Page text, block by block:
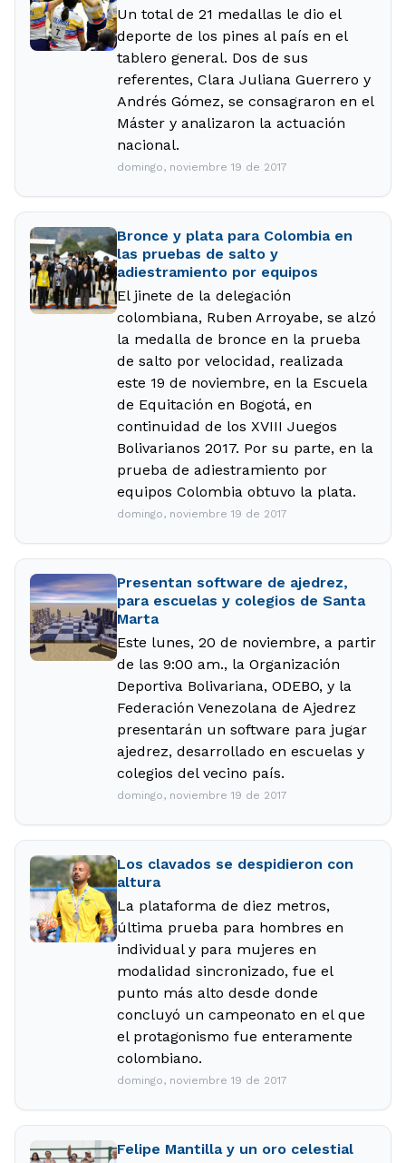
Un total de 21 medallas le dio el
deporte de los pines al país en el
tablero general. Dos de sus
referentes, Clara Juliana Guerrero y
Andrés Gómez, se consagraron en el
Máster y analizaron la actuación
nacional.
domingo, noviembre 19 de 2017
Bronce y plata para Colombia en
las pruebas de salto y
adiestramiento por equipos
El jinete de la delegación
colombiana, Ruben Arroyabe, se alzó
la medalla de bronce en la prueba
de salto por velocidad, realizada
este 19 de noviembre, en la Escuela
de Equitación en Bogotá, en
continuidad de los XVIII Juegos
Bolivarianos 2017. Por su parte, en la
prueba de adiestramiento por
equipos Colombia obtuvo la plata.
domingo, noviembre 19 de 2017
Presentan software de ajedrez,
para escuelas y colegios de Santa
Marta
Este lunes, 20 de noviembre, a partir
de las 9:00 am., la Organización
Deportiva Bolivariana, ODEBO, y la
Federación Venezolana de Ajedrez
presentarán un software para jugar
ajedrez, desarrollado en escuelas y
colegios del vecino país.
domingo, noviembre 19 de 2017
Los clavados se despidieron con
altura
La plataforma de diez metros,
última prueba para hombres en
individual y para mujeres en
modalidad sincronizado, fue el
punto más alto desde donde
concluyó un campeonato en el que
el protagonismo fue enteramente
colombiano.
domingo, noviembre 19 de 2017
Felipe Mantilla y un oro celestial